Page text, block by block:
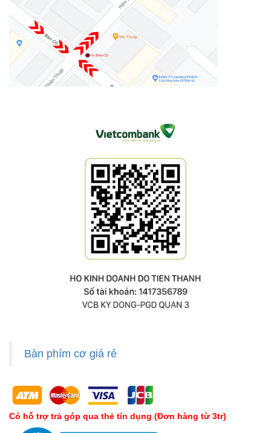
Bàn phím cơ giá rẻ
Có hỗ trợ trả góp qua thẻ tín dụng (Đơn hàng từ 3tr)